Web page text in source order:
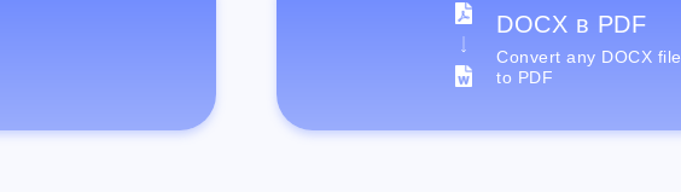
DOCX в PDF
Convert any DOCX file
to PDF